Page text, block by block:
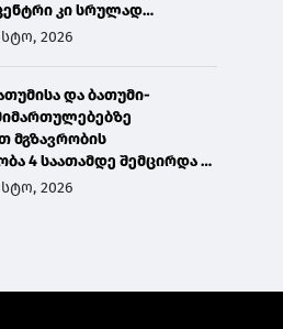
კი სრულად
2026
და ბათუმი-
მგზავრობის
4 საათამდე შემცირდა -
თბილისის
2026